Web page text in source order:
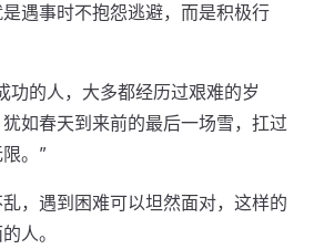
遇事时不抱怨逃避，而是积极行
功的人，大多都经历过艰难的岁
如春天到来前的最后一场雪，扛过
。”
，遇到困难可以坦然面对，这样的
人。